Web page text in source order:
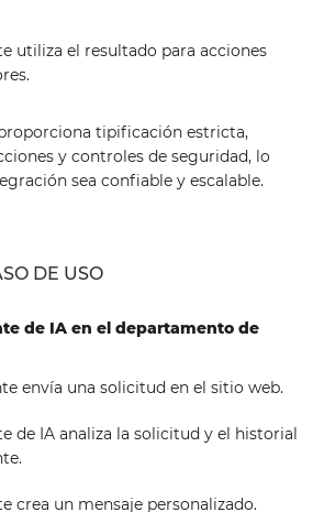
utiliza el resultado para acciones
tipificación estricta,
y controles de seguridad, lo
sea confiable y escalable.
DE USO
de IA en el departamento de
envía una solicitud en el sitio web.
de IA analiza la solicitud y el historial
crea un mensaje personalizado.